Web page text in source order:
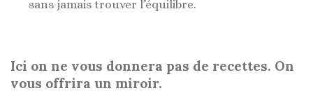
sans jamais trouver l’équilibre.
Ici on ne vous donnera pas de recettes. On
vous offrira un miroir.